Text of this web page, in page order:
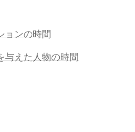
ョンの時間
与えた人物の時間